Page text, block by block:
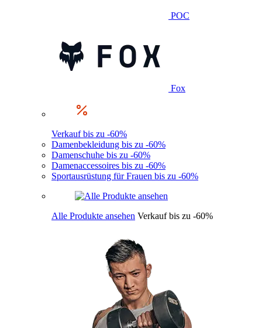
POC
Fox
Verkauf bis zu -60%
Damenbekleidung bis zu -60%
Damenschuhe bis zu -60%
Damenaccessoires bis zu -60%
Sportausrüstung für Frauen bis zu -60%
Alle Produkte ansehen Verkauf bis zu -60%